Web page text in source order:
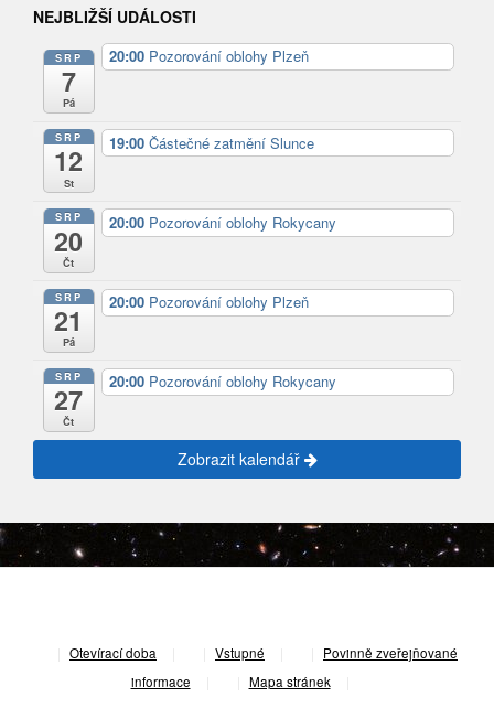
NEJBLIŽŠÍ UDÁLOSTI
SRP
7
Pá
20:00 Pozorování oblohy Plzeň
SRP
12
St
19:00 Částečné zatmění Slunce
SRP
20
Čt
20:00 Pozorování oblohy Rokycany
SRP
21
Pá
20:00 Pozorování oblohy Plzeň
SRP
27
Čt
20:00 Pozorování oblohy Rokycany
Zobrazit kalendář
Otevírací doba Vstupné
Povinně zveřejňované
informace
Mapa stránek